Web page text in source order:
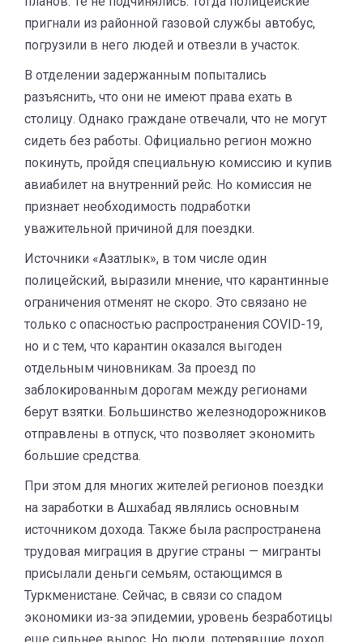
пригнали из районной газовой службы автобус,
погрузили в него людей и отвезли в участок.
В отделении задержанным попытались
разъяснить, что они не имеют права ехать в
столицу. Однако граждане отвечали, что не могут
сидеть без работы. Официально регион можно
покинуть, пройдя специальную комиссию и купив
авиабилет на внутренний рейс. Но комиссия не
признает необходимость подработки
уважительной причиной для поездки.
Источники «Азатлык», в том числе один
полицейский, выразили мнение, что карантинные
ограничения отменят не скоро. Это связано не
только с опасностью распространения COVID-19,
но и с тем, что карантин оказался выгоден
отдельным чиновникам. За проезд по
заблокированным дорогам между регионами
берут взятки. Большинство железнодорожников
отправлены в отпуск, что позволяет экономить
большие средства.
При этом для многих жителей регионов поездки
на заработки в Ашхабад являлись основным
источником дохода. Также была распространена
трудовая миграция в другие страны — мигранты
присылали деньги семьям, остающимся в
Туркменистане. Сейчас, в связи со спадом
экономики из-за эпидемии, уровень безработицы